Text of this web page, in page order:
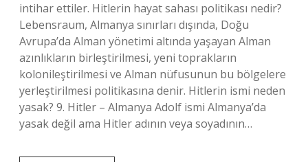
intihar ettiler. Hitlerin hayat sahası politikası nedir?
Lebensraum, Almanya sınırları dışında, Doğu
Avrupa’da Alman yönetimi altında yaşayan Alman
azınlıkların birleştirilmesi, yeni toprakların
kolonileştirilmesi ve Alman nüfusunun bu bölgelere
yerleştirilmesi politikasına denir. Hitlerin ismi neden
yasak? 9. Hitler – Almanya Adolf ismi Almanya’da
yasak değil ama Hitler adının veya soyadının…